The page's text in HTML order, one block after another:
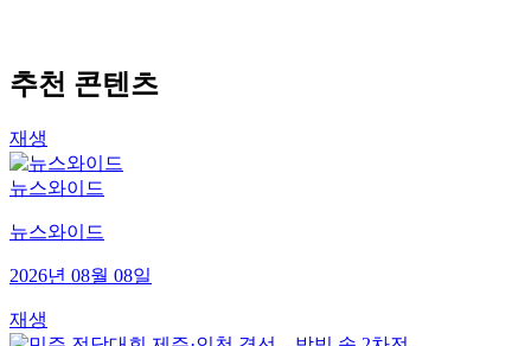
추천 콘텐츠
재생
뉴스와이드
뉴스와이드
2026년 08월 08일
재생